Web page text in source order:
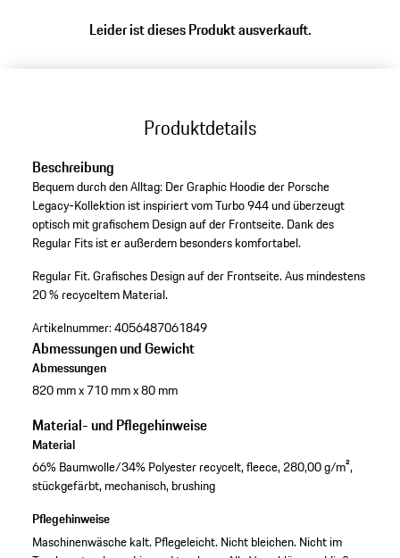
Leider ist dieses Produkt ausverkauft.
Produktdetails
Beschreibung
Bequem durch den Alltag: Der Graphic Hoodie der Porsche
Legacy-Kollektion ist inspiriert vom Turbo 944 und überzeugt
optisch mit grafischem Design auf der Frontseite. Dank des
Regular Fits ist er außerdem besonders komfortabel.
Regular Fit.Grafisches Design auf der Frontseite.Aus mindestens
20 % recyceltem Material.
Artikelnummer:4056487061849
Abmessungen und Gewicht
Abmessungen
820 mm x 710 mm x 80 mm
Material- und Pflegehinweise
Material
66% Baumwolle/34% Polyester recycelt, fleece, 280,00 g/m²,
stückgefärbt, mechanisch, brushing
Pflegehinweise
Maschinenwäsche kalt. Pflegeleicht. Nicht bleichen. Nicht im